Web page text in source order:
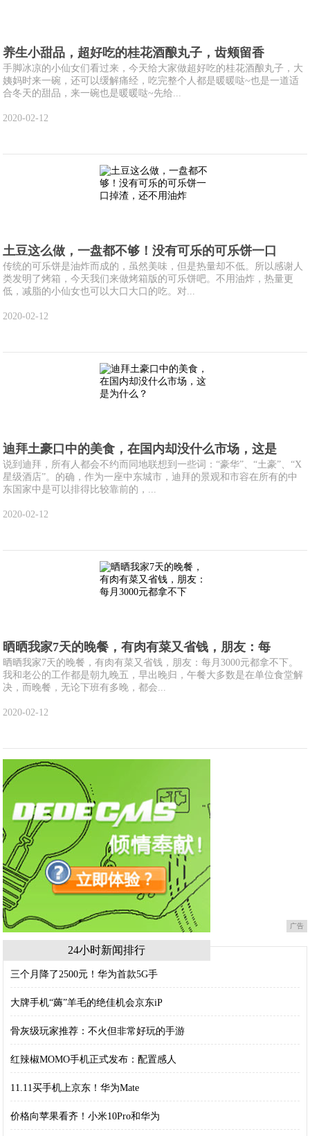
养生小甜品，超好吃的桂花酒酿丸子，齿颊留香
手脚冰凉的小仙女们看过来，今天给大家做超好吃的桂花酒酿丸子，大
姨妈时来一碗，还可以缓解痛经，吃完整个人都是暖暖哒~也是一道适
合冬天的甜品，来一碗也是暖暖哒~先给...
2020-02-12
土豆这么做，一盘都不够！没有可乐的可乐饼一口
传统的可乐饼是油炸而成的，虽然美味，但是热量却不低。所以感谢人
类发明了烤箱，今天我们来做烤箱版的可乐饼吧。不用油炸，热量更
低，减脂的小仙女也可以大口大口的吃。对...
2020-02-12
迪拜土豪口中的美食，在国内却没什么市场，这是
说到迪拜，所有人都会不约而同地联想到一些词：“豪华”、“土豪”、“X
星级酒店”。的确，作为一座中东城市，迪拜的景观和市容在所有的中
东国家中是可以排得比较靠前的，...
2020-02-12
晒晒我家7天的晚餐，有肉有菜又省钱，朋友：每
晒晒我家7天的晚餐，有肉有菜又省钱，朋友：每月3000元都拿不下。
我和老公的工作都是朝九晚五，早出晚归，午餐大多数是在单位食堂解
决，而晚餐，无论下班有多晚，都会...
2020-02-12
广告
24小时新闻排行
三个月降了2500元！华为首款5G手
大牌手机“薅”羊毛的绝佳机会京东iP
骨灰级玩家推荐：不火但非常好玩的手游
红辣椒MOMO手机正式发布：配置感人
11.11买手机上京东！华为Mate
价格向苹果看齐！小米10Pro和华为